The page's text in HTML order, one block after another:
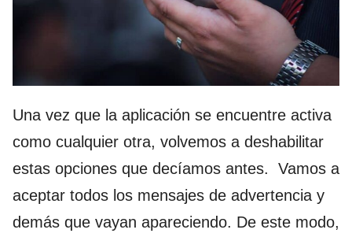
Una vez que la aplicación se encuentre activa
como cualquier otra, volvemos a deshabilitar
estas opciones que decíamos antes. Vamos a
aceptar todos los mensajes de advertencia y
demás que vayan apareciendo. De este modo,